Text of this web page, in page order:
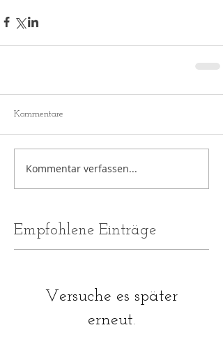
Kommentare
Kommentar verfassen...
Empfohlene Einträge
Versuche es später
erneut.